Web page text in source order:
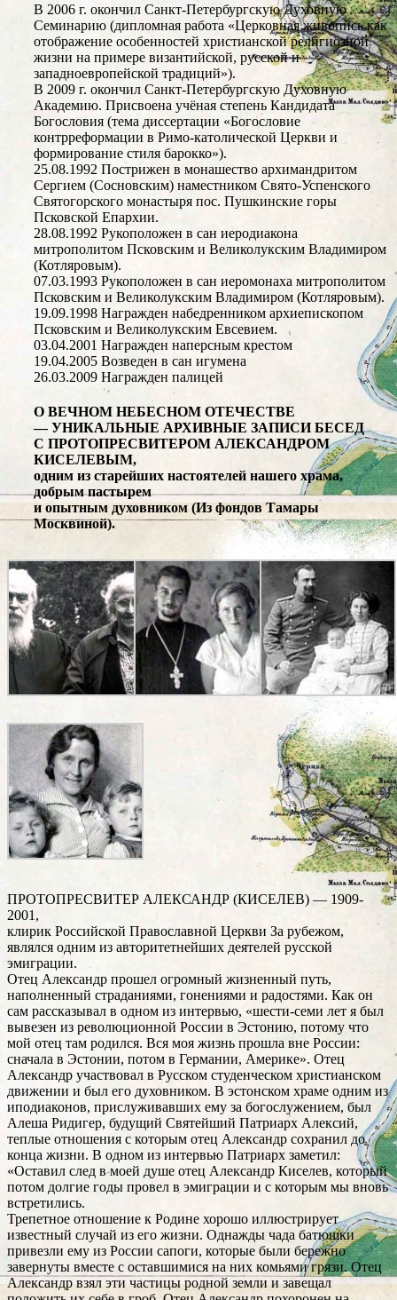
В 2006 г. окончил Санкт-Петербургскую Духовную
Семинарию (дипломная работа «Церковная живопись как
отображение особенностей христианской религиозной
жизни на примере византийской, русской и
западноевропейской традиций»).
В 2009 г. окончил Санкт-Петербургскую Духовную
Академию. Присвоена учёная степень Кандидата
Богословия (тема диссертации «Богословие
контрреформации в Римо-католической Церкви и
формирование стиля барокко»).
25.08.1992 Пострижен в монашество архимандритом
Сергием (Сосновским) наместником Свято-Успенского
Святогорского монастыря пос. Пушкинские горы
Псковской Епархии.
28.08.1992 Рукоположен в сан иеродиакона
митрополитом Псковским и Великолукским Владимиром
(Котляровым).
07.03.1993 Рукоположен в сан иеромонаха митрополитом
Псковским и Великолукским Владимиром (Котляровым).
19.09.1998 Награжден набедренником архиепископом
Псковским и Великолукским Евсевием.
03.04.2001 Награжден наперсным крестом
19.04.2005 Возведен в сан игумена
26.03.2009 Награжден палицей
О ВЕЧНОМ НЕБЕСНОМ ОТЕЧЕСТВЕ
— УНИКАЛЬНЫЕ АРХИВНЫЕ ЗАПИСИ БЕСЕД
С ПРОТОПРЕСВИТЕРОМ АЛЕКСАНДРОМ
КИСЕЛЕВЫМ,
одним из старейших настоятелей нашего храма,
добрым пастырем
и опытным духовником (Из фондов Тамары
Москвиной).
ПРОТОПРЕСВИТЕР АЛЕКСАНДР (КИСЕЛЕВ) — 1909-
2001,
клирик Российской Православной Церкви За рубежом,
являлся одним из авторитетнейших деятелей русской
эмиграции.
Отец Александр прошел огромный жизненный путь,
наполненный страданиями, гонениями и радостями. Как он
сам рассказывал в одном из интервью, «шести-семи лет я был
вывезен из революционной России в Эстонию, потому что
мой отец там родился. Вся моя жизнь прошла вне России:
сначала в Эстонии, потом в Германии, Америке». Отец
Александр участвовал в Русском студенческом христианском
движении и был его духовником. В эстонском храме одним из
иподиаконов, прислуживавших ему за богослужением, был
Алеша Ридигер, будущий Святейший Патриарх Алексий,
теплые отношения с которым отец Александр сохранил до
конца жизни. В одном из интервью Патриарх заметил:
«Оставил след в моей душе отец Александр Киселев, который
потом долгие годы провел в эмиграции и с которым мы вновь
встретились.
Трепетное отношение к Родине хорошо иллюстрирует
известный случай из его жизни. Однажды чада батюшки
привезли ему из России сапоги, которые были бережно
завернуты вместе с оставшимися на них комьями грязи. Отец
Александр взял эти частицы родной земли и завещал